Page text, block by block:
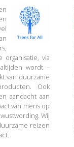
via
wordt –
van duurzame
Ook
aandacht aan
van mens op
Wij
reizen